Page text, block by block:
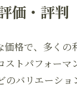
価・評判
格で、多く
トパフォーマ
バリエーシ